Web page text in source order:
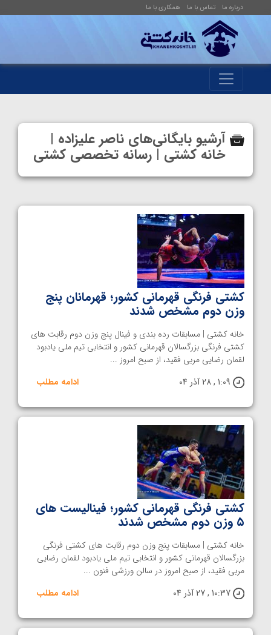
درباره ما تماس با ما همکاری با ما
آرشیو بایگانی‌های ناصر علیزاده |
خانه کشتی | رسانه تخصصی کشتی
کشتی فرنگی قهرمانی کشور؛ قهرمانان پنج
وزن دوم مشخص شدند
خانه کشتی | مسابقات رده بندی و فینال پنج وزن دوم رقابت های
کشتی فرنگی بزرگسالان قهرمانی کشور و انتخابی تیم ملی یادبود
لقمان رضایی مربی فقید، از صبح امروز ...
1:09 , 28 آذر 04
ادامه مطلب
کشتی فرنگی قهرمانی کشور؛ فینالیست های
۵ وزن دوم مشخص شدند
خانه کشتی | مسابقات پنج وزن دوم رقابت های کشتی فرنگی
بزرگسالان قهرمانی کشور و انتخابی تیم ملی یادبود لقمان رضایی
مربی فقید، از صبح امروز در سالن ورزشی فنون ...
10:37 , 27 آذر 04
ادامه مطلب